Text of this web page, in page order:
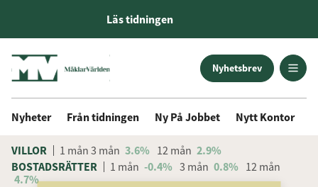
Läs tidningen
Nyhetsbrev
Nyheter Från tidningen Ny På Jobbet Nytt Kontor
VILLOR 1 mån 3 mån 3.6% 12 mån 2.9%
BOSTADSRÄTTER
1 mån -0.4% 3 mån 0.8% 12 mån
4.7%